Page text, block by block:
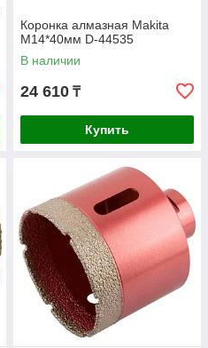
Коронка алмазная Makita
М14*40мм D-44535
В наличии
24 610 ₸
Купить